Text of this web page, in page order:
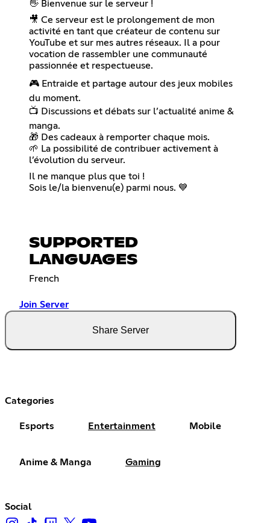
👋 Bienvenue sur le serveur !
🎥 Ce serveur est le prolongement de mon
activité en tant que créateur de contenu sur
YouTube et sur mes autres réseaux. Il a pour
vocation de rassembler une communauté
passionnée et respectueuse.
🎮 Entraide et partage autour des jeux mobiles
du moment.
📺 Discussions et débats sur l’actualité anime &
manga.
🎁 Des cadeaux à remporter chaque mois.
🌱 La possibilité de contribuer activement à
l’évolution du serveur.
Il ne manque plus que toi !
Sois le/la bienvenu(e) parmi nous. 💙
SUPPORTED
LANGUAGES
French
Join Server
Share Server
Categories
Esports Entertainment Mobile
Anime & Manga Gaming
Social